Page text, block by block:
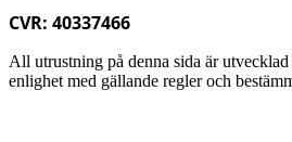
CVR: 40337466
All utrustning på denna sida är
enlighet med gällande regler och